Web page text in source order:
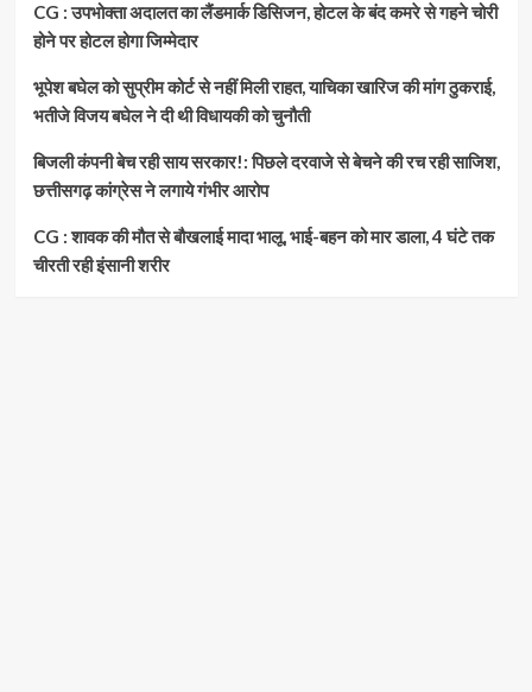
CG : उपभोक्ता अदालत का लैंडमार्क डिसिजन, होटल के बंद कमरे से गहने चोरी
होने पर होटल होगा जिम्मेदार
भूपेश बघेल को सुप्रीम कोर्ट से नहीं मिली राहत, याचिका खारिज की मांग ठुकराई,
भतीजे विजय बघेल ने दी थी विधायकी को चुनौती
बिजली कंपनी बेच रही साय सरकार!: पिछले दरवाजे से बेचने की रच रही साजिश,
छत्तीसगढ़ कांग्रेस ने लगाये गंभीर आरोप
CG : शावक की मौत से बौखलाई मादा भालू, भाई-बहन को मार डाला, 4 घंटे तक
चीरती रही इंसानी शरीर